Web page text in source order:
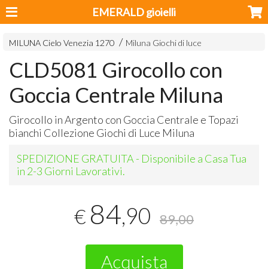
EMERALD gioielli
MILUNA Cielo Venezia 1270 Miluna Giochi di luce
CLD5081 Girocollo con
Goccia Centrale Miluna
Girocollo in Argento con Goccia Centrale e Topazi
bianchi Collezione Giochi di Luce Miluna
SPEDIZIONE GRATUITA - Disponibile a Casa Tua
in 2-3 Giorni Lavorativi.
€ 84,90 89,00
Acquista